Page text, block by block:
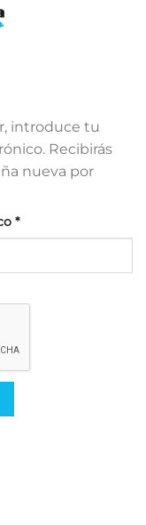
introduce tu
Recibirás
nueva por
*Obligatorio